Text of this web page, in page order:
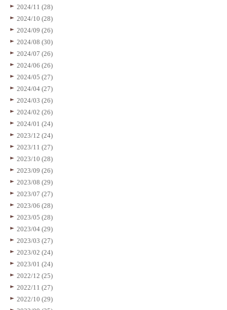
2024/11 (28)
2024/10 (28)
2024/09 (26)
2024/08 (30)
2024/07 (26)
2024/06 (26)
2024/05 (27)
2024/04 (27)
2024/03 (26)
2024/02 (26)
2024/01 (24)
2023/12 (24)
2023/11 (27)
2023/10 (28)
2023/09 (26)
2023/08 (29)
2023/07 (27)
2023/06 (28)
2023/05 (28)
2023/04 (29)
2023/03 (27)
2023/02 (24)
2023/01 (24)
2022/12 (25)
2022/11 (27)
2022/10 (29)